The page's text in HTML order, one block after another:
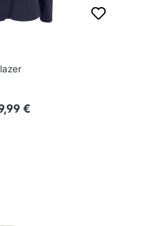
Preis:
€